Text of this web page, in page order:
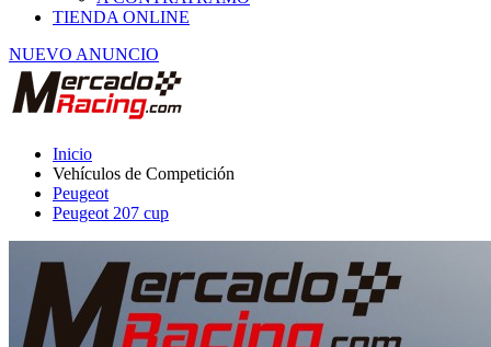
NUEVO ANUNCIO
Vehículos de Competición
Peugeot
Peugeot 207 cup